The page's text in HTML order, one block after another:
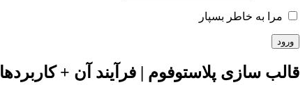
مرا به خاطر بسپار
قالب سازی پلاستوفوم | فرآیند آن + کاربردها